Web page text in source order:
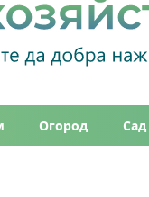
Огород Сад